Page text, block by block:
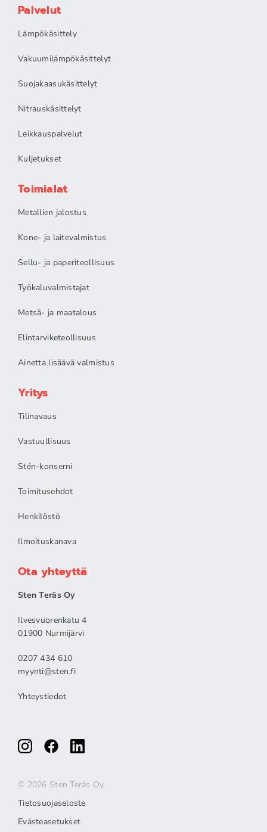
Palvelut
Lämpökäsittely
Vakuumilämpökäsittelyt
Suojakaasukäsittelyt
Nitrauskäsittelyt
Leikkauspalvelut
Kuljetukset
Toimialat
Metallien jalostus
Kone- ja laitevalmistus
Sellu- ja paperiteollisuus
Työkaluvalmistajat
Metsä- ja maatalous
Elintarviketeollisuus
Ainetta lisäävä valmistus
Yritys
Tilinavaus
Vastuullisuus
Stén-konserni
Toimitusehdot
Henkilöstö
Ilmoituskanava
Ota yhteyttä
Sten Teräs Oy
Ilvesvuorenkatu 4
01900 Nurmijärvi
0207 434 610
myynti@sten.fi
Yhteystiedot
© 2026 Sten Teräs Oy
Tietosuojaseloste
Evästeasetukset